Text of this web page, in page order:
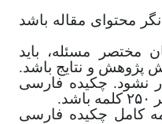
محتوای مقاله باشد
مختصر مسئله، باید
و نتایج باشد.
نشود. چکیده فارسی
.
کامل چکیده فارسی